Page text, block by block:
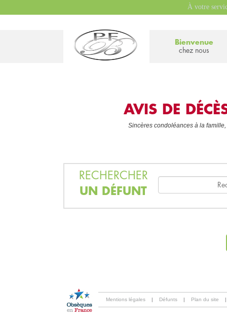
À votre
Bienvenue
chez nous
AVIS DE
Sincères condoléances à la
RECHERCHER
UN DÉFUNT
Mentions légales | Défunts | Plan du site |